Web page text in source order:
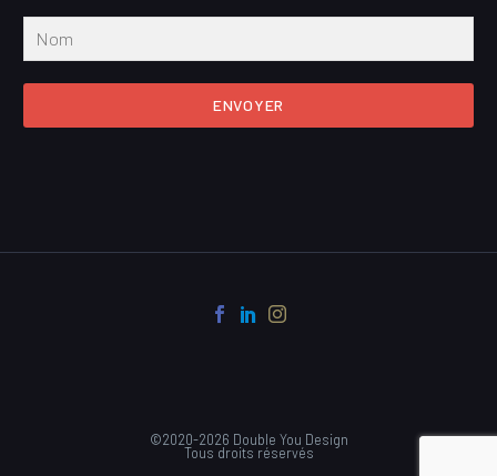
ENVOYER
©2020-2026 Double You Design
Tous droits réservés